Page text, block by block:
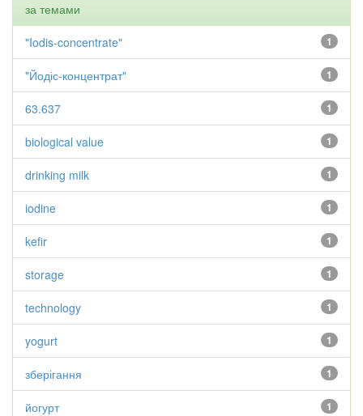
за темами
1
"Iodis-concentrate"
1
"Йодіс-концентрат"
1
63.637
1
biological value
1
drinking milk
1
iodine
1
kefir
1
storage
1
technology
1
yogurt
1
зберігання
1
йогурт